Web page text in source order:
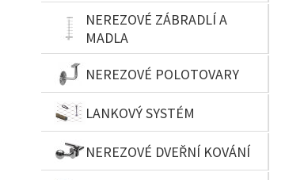
NEREZOVÉ ZÁBRADLÍ A
MADLA
NEREZOVÉ POLOTOVARY
LANKOVÝ SYSTÉM
NEREZOVÉ DVEŘNÍ KOVÁNÍ